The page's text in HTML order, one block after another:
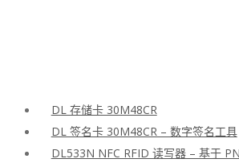
DL 存储卡 30M48CR
DL 签名卡 30M48CR – 数字签名工具
DL533N NFC RFID 读写器 – 基于